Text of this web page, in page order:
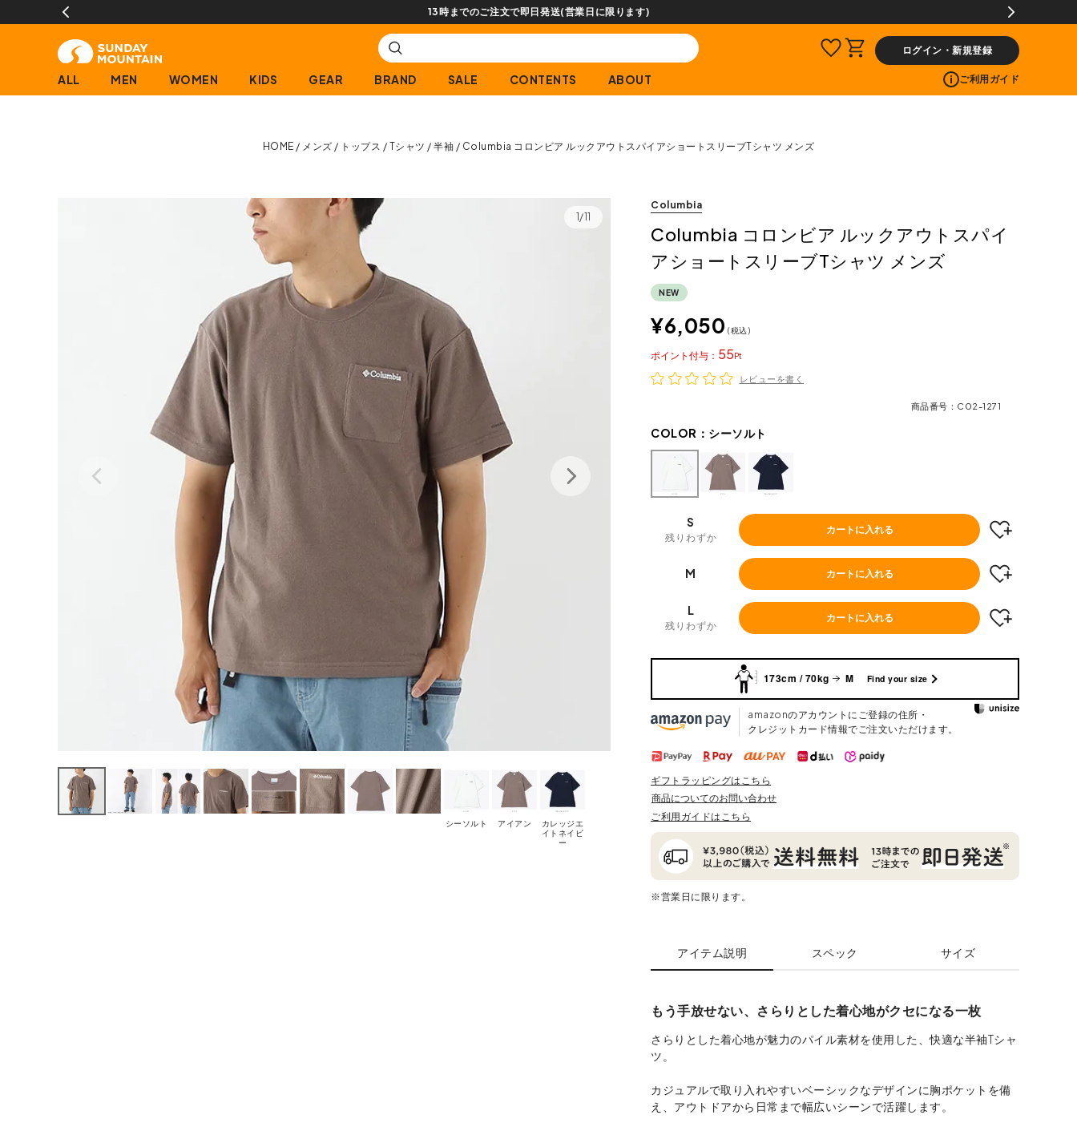
【会員限定】交換送料片道無料サービス
ログイン・新規登録
ALL MEN WOMEN KIDS GEAR BRAND SALE CONTENTS ABOUT ご利用ガイド
HOME メンズ トップス Tシャツ 半袖 Columbia コロンビア ルックアウトスパイアショートスリーブTシャツ メンズ
1/11
シーソルト アイアン
カレッジエ
イトネイビ
ー
Columbia
Columbia コロンビア ルックアウトスパイ
アショートスリーブTシャツ メンズ
NEW
¥6,050 税込
55
ポイント
レビューを書く
商品番号 C02-1271
COLOR： シーソルト
S
残りわずか
カートに入れる
M カートに入れる
L
残りわずか
カートに入れる
173cm / 70kg M Find your size
amazonのアカウントにご登録の住所・
クレジットカード情報でご注文いただけます。
ギフトラッピングはこちら
商品についてのお問い合わせ
ご利用ガイドはこちら
※営業日に限ります。
アイテム説明 スペック サイズ
もう手放せない、さらりとした着心地がクセになる一枚
さらりとした着心地が魅力のパイル素材を使用した、快適な半袖Tシャ
ツ。
カジュアルで取り入れやすいベーシックなデザインに胸ポケットを備
え、アウトドアから日常まで幅広いシーンで活躍します。